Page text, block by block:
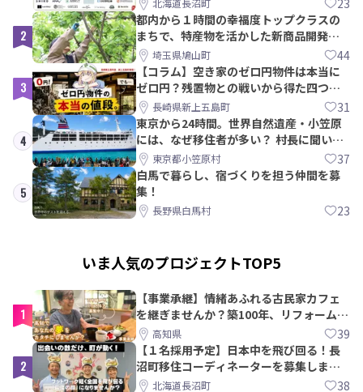
2
都内から１時間の幸福度トップクラスの
まちで、特産物を活かした新商品開発＆
PRメンバー募集！
埼玉県鳩山町 44
3
【コラム】空き家のゼロ円物件は本当に
ゼロ円？残置物との戦いから得た四つの
教訓｜新上五島町
長崎県新上五島町 31
4
東京から24時間。世界自然遺産・小笠原
には、なぜ移住者が多い？ 村長に聞いて
みた東京都小笠原村 37
5
白馬で暮らし、宿づくりを担う仲間を募
集！
長野県白馬村 23
いま人気のプロジェクトTOP5
1
【事業承継】情緒あふれる古民家カフェ
を継ぎませんか？築100年、リフォームか
ら約10年！
高知県 39
2
【１名採用予定】日本中を飛び回る！長
沼町移住コーディネーターを募集しま
す！北海道長沼町 38